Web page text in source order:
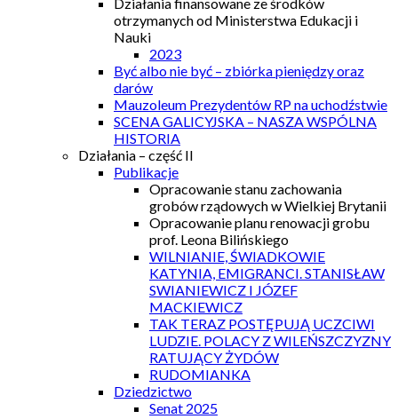
otrzymanych od Ministerstwa Edukacji i
Nauki
2023
Być albo nie być – zbiórka pieniędzy oraz
darów
Mauzoleum Prezydentów RP na uchodźstwie
SCENA GALICYJSKA – NASZA WSPÓLNA
HISTORIA
Działania – część II
Publikacje
Opracowanie stanu zachowania
grobów rządowych w Wielkiej Brytanii
Opracowanie planu renowacji grobu
prof. Leona Bilińskiego
WILNIANIE, ŚWIADKOWIE
KATYNIA, EMIGRANCI. STANISŁAW
SWIANIEWICZ I JÓZEF
MACKIEWICZ
TAK TERAZ POSTĘPUJĄ UCZCIWI
LUDZIE. POLACY Z WILEŃSZCZYZNY
RATUJĄCY ŻYDÓW
RUDOMIANKA
Dziedzictwo
Senat 2025